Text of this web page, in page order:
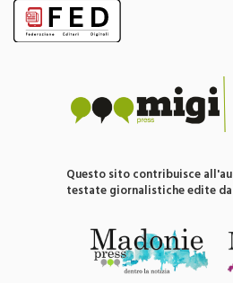
Questo sito è associato alla
Questo sito contribuisce